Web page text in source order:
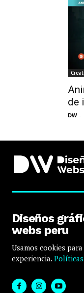
de
DW -
Diseños
webs peru
Usamos cookies
experiencia.